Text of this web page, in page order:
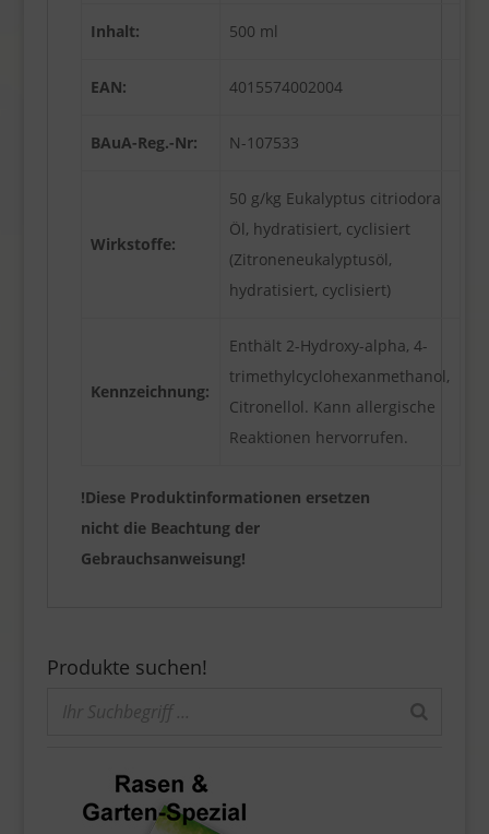
Inhalt: 500 ml
EAN: 4015574002004
BAuA-Reg.-Nr: N-107533
Wirkstoffe:
50 g/kg Eukalyptus citriodora
Öl, hydratisiert, cyclisiert
(Zitroneneukalyptusöl,
hydratisiert, cyclisiert)
Kennzeichnung:
Enthält 2-Hydroxy-alpha, 4-
trimethylcyclohexanmethanol,
Citronellol. Kann allergische
Reaktionen hervorrufen.
!Diese Produktinformationen ersetzen
nicht die Beachtung der
Gebrauchsanweisung!
Produkte suchen!